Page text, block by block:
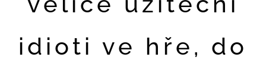
idioti ve hře, do